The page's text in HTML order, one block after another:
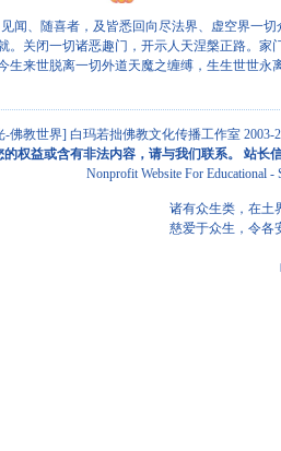
闻、随喜者，及皆悉回向尽法界、虚空界一
。关闭一切诸恶趣门，开示人天涅槃正路。
生来世脱离一切外道天魔之缠缚，生生世世
-佛教世界] 白玛若拙佛教文化传播工作室 2003-
权益或含有非法内容，请与我们联系。 站长
Nonprofit Website For Educational
诸有众生类，在土
慈爱于众生，令各